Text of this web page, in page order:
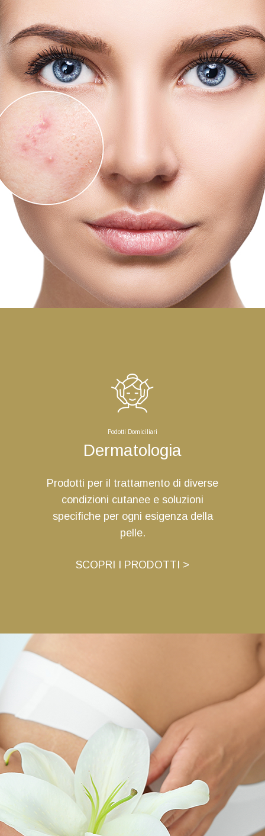
Podotti Domiciliari
Dermatologia
Prodotti per il trattamento di diverse
condizioni cutanee e soluzioni
specifiche per ogni esigenza della
pelle.
SCOPRI I PRODOTTI >